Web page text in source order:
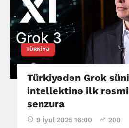
TÜRKIYƏ
Türkiyədən Grok süni
intellektinə ilk rəsmi
senzura
9 İyul 2025 16:00 200